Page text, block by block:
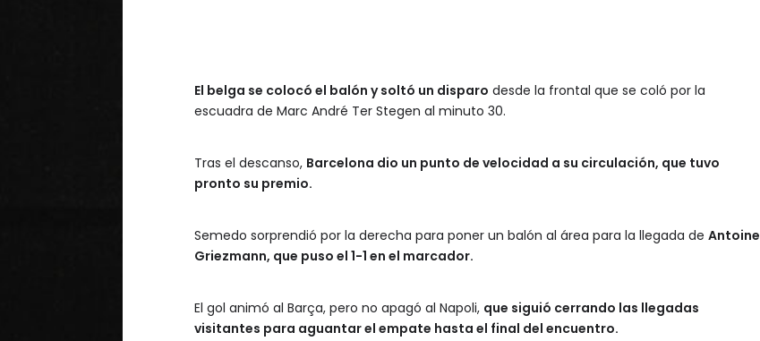
El belga se colocó el balón y soltó un disparo desde la frontal que se coló por la
escuadra de Marc André Ter Stegen al minuto 30.
Tras el descanso, Barcelona dio un punto de velocidad a su circulación, que tuvo
pronto su premio.
Semedo sorprendió por la derecha para poner un balón al área para la llegada de Antoine
Griezmann, que puso el 1-1 en el marcador.
El gol animó al Barça, pero no apagó al Napoli, que siguió cerrando las llegadas
visitantes para aguantar el empate hasta el final del encuentro.